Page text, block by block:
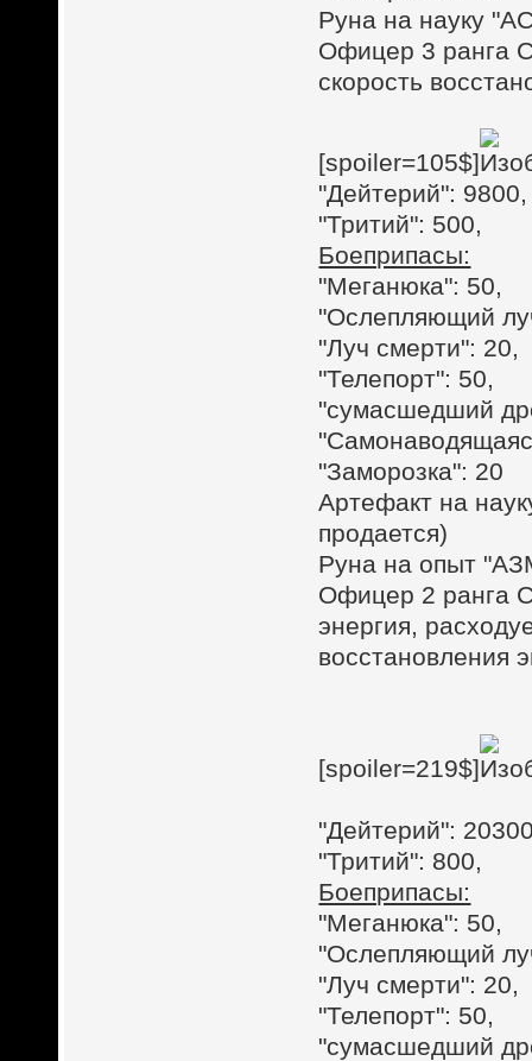
Руна на науку
Офицер 3 ранга
скорость
[spoiler=105$]
"Дейтерий": 9800,
"Тритий": 500,
Боеприпасы:
"Меганюка": 50,
"Ослепляющий
"Луч смерти": 20,
"Телепорт": 50,
"сумасшедший
"Заморозка": 20
Артефакт на
продается)
Руна на опыт
Офицер 2 ранга
энергия,
восстановления
[spoiler=219$]
"Дейтерий":
"Тритий": 800,
Боеприпасы:
"Меганюка": 50,
"Ослепляющий
"Луч смерти": 20,
"Телепорт": 50,
"сумасшедший